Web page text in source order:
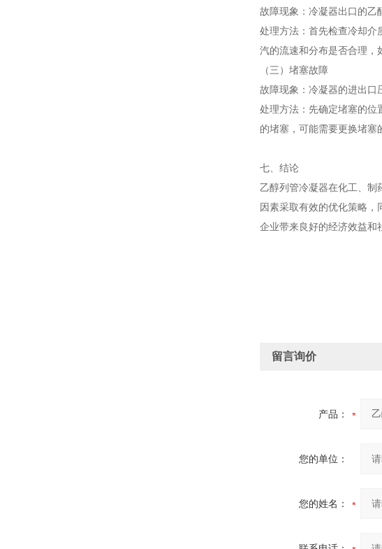
故障现象：冷凝器出口的乙
处理方法：首先检查冷却介
汽的流速和分布是否合理，
（三）堵塞故障
故障现象：冷凝器的进出口
处理方法：先确定堵塞的位
的堵塞，可能需要更换堵塞
七、结论
乙醇列管冷凝器在化工、
因素采取有效的优化策略
企业带来良好的经济效益和
留言询价
产品：
您的单位：
您的姓名：